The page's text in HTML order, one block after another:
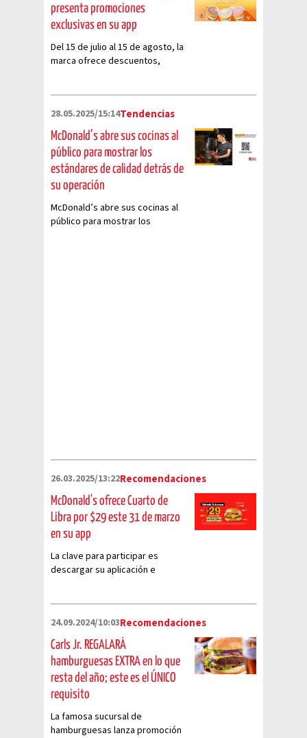
presenta promociones
exclusivas en su app
Del 15 de julio al 15 de agosto, la
marca ofrece descuentos,
28.05.2025/15:14Tendencias
McDonald’s abre sus cocinas al
público para mostrar los
estándares de calidad detrás de
su operación
McDonald’s abre sus cocinas al
público para mostrar los
26.03.2025/13:22Recomendaciones
McDonald's ofrece Cuarto de
Libra por $29 este 31 de marzo
en su app
La clave para participar es
descargar su aplicación e
24.09.2024/10:03Recomendaciones
Carls Jr. REGALARÁ
hamburguesas EXTRA en lo que
resta del año; este es el ÚNICO
requisito
La famosa sucursal de
hamburguesas lanza promoción